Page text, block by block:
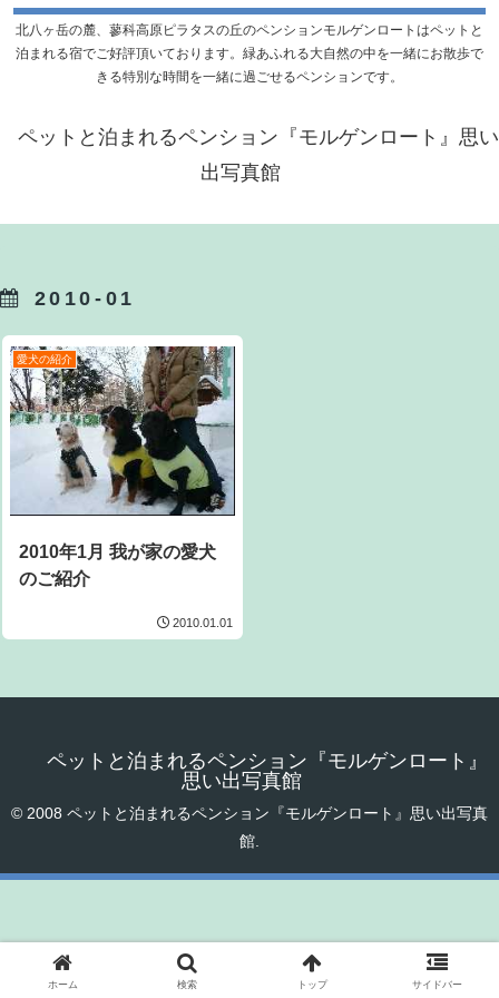
北八ヶ岳の麓、蓼科高原ピラタスの丘のペンションモルゲンロートはペットと
泊まれる宿でご好評頂いております。緑あふれる大自然の中を一緒にお散歩で
きる特別な時間を一緒に過ごせるペンションです。
ペットと泊まれるペンション『モルゲンロート』思い
出写真館
2010-01
愛犬の紹介
2010年1月 我が家の愛犬
のご紹介
2010.01.01
ペットと泊まれるペンション『モルゲンロート』
思い出写真館
© 2008 ペットと泊まれるペンション『モルゲンロート』思い出写真
館.
ホーム 検索 トップ サイドバー